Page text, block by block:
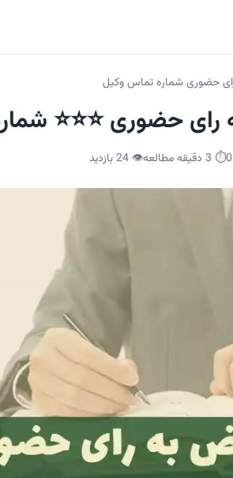
حضوری شماره تماس وکیل
رای حضوری ⭐⭐⭐
⏱️ 3 دقیقه مطالعه 👁️
24بازدید